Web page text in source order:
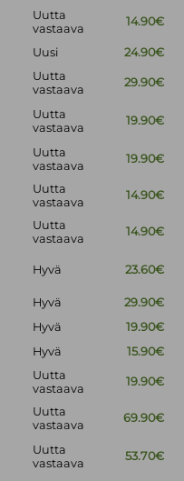
Uutta
vastaava
14.90€
Uusi 24.90€
Uutta
vastaava
29.90€
Uutta
vastaava
19.90€
Uutta
vastaava
19.90€
Uutta
vastaava
14.90€
Uutta
vastaava
14.90€
Hyvä 23.60€
Hyvä
29.90€
Hyvä
19.90€
Hyvä 15.90€
Uutta
vastaava
19.90€
Uutta
vastaava
69.90€
Uutta
vastaava
53.70€